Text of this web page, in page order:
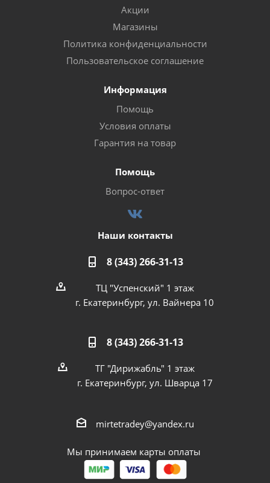
Акции
Магазины
Политика конфиденциальности
Пользовательское соглашение
Информация
Помощь
Условия оплаты
Гарантия на товар
Помощь
Вопрос-ответ
Наши контакты
8 (343) 266-31-13
ТЦ "Успенский" 1 этаж
г. Екатеринбург, ул. Вайнера 10
8 (343) 266-31-13
ТГ "Дирижабль" 1 этаж
г. Екатеринбург, ул. Шварца 17
mirtetradey@yandex.ru
Мы принимаем карты оплаты